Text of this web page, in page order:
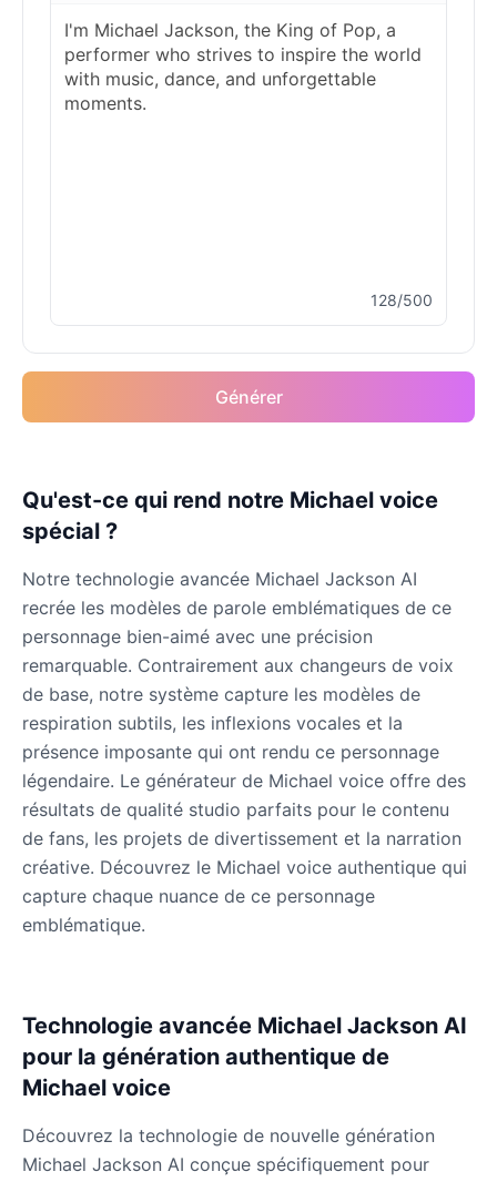
Diddy
Emilia Clarke
@NYCgirl2009
Male @KingArthur
Emma Waston
Female @GamingPro365
Gavin Newsom
Male @KingArthur
Ice Spice
Female @KingArthur
Jack Black
Male @EchoVector
Jake Paul
Male
James Earl Jones
128/500
Générer
Qu'est-ce qui rend notre Michael voice
spécial ?
Notre technologie avancée Michael Jackson AI
recrée les modèles de parole emblématiques de ce
personnage bien-aimé avec une précision
remarquable. Contrairement aux changeurs de voix
de base, notre système capture les modèles de
respiration subtils, les inflexions vocales et la
présence imposante qui ont rendu ce personnage
légendaire. Le générateur de Michael voice offre des
résultats de qualité studio parfaits pour le contenu
de fans, les projets de divertissement et la narration
créative. Découvrez le Michael voice authentique qui
capture chaque nuance de ce personnage
emblématique.
Technologie avancée Michael Jackson AI
pour la génération authentique de
Michael voice
Découvrez la technologie de nouvelle génération
Michael Jackson AI conçue spécifiquement pour